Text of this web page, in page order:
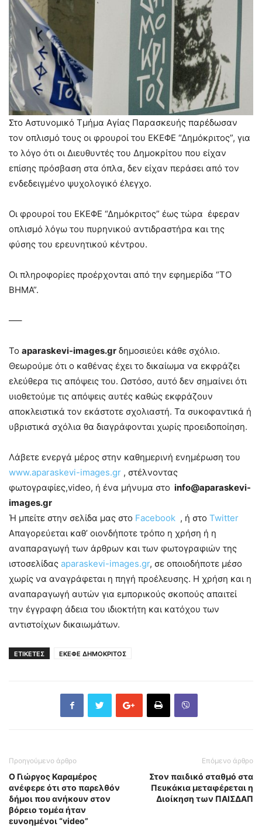
Στο Αστυνομικό Τμήμα Αγίας Παρασκευής παρέδωσαν
τον οπλισμό τους οι φρουροί του ΕΚΕΦΕ “Δημόκριτος”, για
το λόγο ότι οι Διευθυντές του Δημοκρίτου που είχαν
επίσης πρόσβαση στα όπλα, δεν είχαν περάσει από τον
ενδεδειγμένο ψυχολογικό έλεγχο.
Οι φρουροί του ΕΚΕΦΕ “Δημόκριτος” έως τώρα έφεραν
οπλισμό λόγω του πυρηνικού αντιδραστήρα και της
φύσης του ερευνητικού κέντρου.
Οι πληροφορίες προέρχονται από την εφημερίδα “ΤΟ
ΒΗΜΑ”.
—–
Το aparaskevi-images.gr δημοσιεύει κάθε σχόλιο.
Θεωρούμε ότι ο καθένας έχει το δικαίωμα να εκφράζει
ελεύθερα τις απόψεις του. Ωστόσο, αυτό δεν σημαίνει ότι
υιοθετούμε τις απόψεις αυτές καθώς εκφράζουν
αποκλειστικά τον εκάστοτε σχολιαστή. Τα συκοφαντικά ή
υβριστικά σχόλια θα διαγράφονται χωρίς προειδοποίηση.
Λάβετε ενεργά μέρος στην καθημερινή ενημέρωση του
www.aparaskevi-images.gr , στέλνοντας
φωτογραφίες,video, ή ένα μήνυμα στο info@aparaskevi-
images.gr
Ή μπείτε στην σελίδα μας στο Facebook , ή στο Twitter
Απαγορεύεται καθ’ οιονδήποτε τρόπο η χρήση ή η
αναπαραγωγή των άρθρων και των φωτογραφιών της
ιστοσελίδας aparaskevi-images.gr, σε οποιοδήποτε μέσο
χωρίς να αναγράφεται η πηγή προέλευσης. Η χρήση και η
αναπαραγωγή αυτών για εμπορικούς σκοπούς απαιτεί
την έγγραφη άδεια του ιδιοκτήτη και κατόχου των
αντιστοίχων δικαιωμάτων.
ΕΤΙΚΕΤΕΣ ΕΚΕΦΕ ΔΗΜΟΚΡΙΤΟΣ
Προηγούμενο άρθρο
Ο Γιώργος Καραμέρος
ανέφερε ότι στο παρελθόν
δήμοι που ανήκουν στον
βόρειο τομέα ήταν
ευνοημένοι “video”
Επόμενο άρθρο
Στον παιδικό σταθμό στα
Πευκάκια μεταφέρεται η
Διοίκηση των ΠΑΙΣΔΑΠ